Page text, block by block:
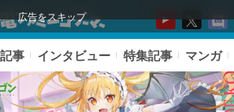
広告をスキップ
事 インタビュー 特集記事 マンガ